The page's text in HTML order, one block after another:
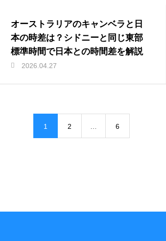
オーストラリアのキャンベラと日
本の時差は？シドニーと同じ東部
標準時間で日本との時間差を解説
2026.04.27
1 2 6